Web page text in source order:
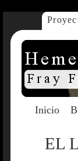
Inicio
EL